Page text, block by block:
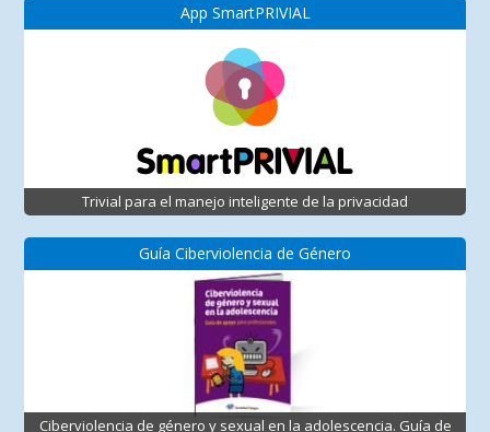
App SmartPRIVIAL
Trivial para el manejo inteligente de la privacidad
Guía Ciberviolencia de Género
Ciberviolencia de género y sexual en la adolescencia. Guía de